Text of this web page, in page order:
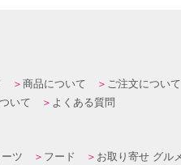
商品について ご注文について
いて
よくある質問
ツ フード お取り寄せ グル